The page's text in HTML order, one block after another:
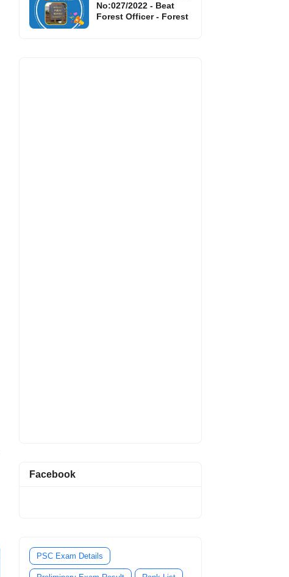
No:027/2022 - Beat
Forest Officer - Forest
Facebook
PSC Exam Details